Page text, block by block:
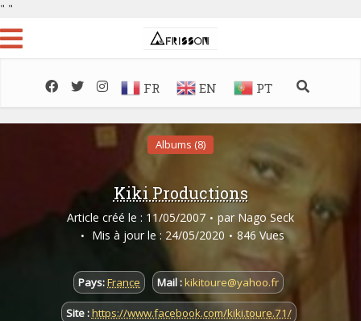
" "
FR EN PT
Albums (8)
Kiki Productions
Article créé le : 11/05/2007 par Nago Seck
Mis à jour le : 24/05/2020
846 Vues
Pays:France Mail :kikitoure@yahoo.fr
Site :https://www.facebook.com/kiki.toure.71/